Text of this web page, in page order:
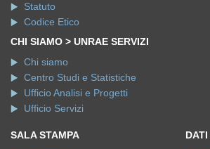
Statuto
Codice Etico
CHI SIAMO > UNRAE SERVIZI
Chi siamo
Centro Studi e Statistiche
Ufficio Analisi e Progetti
Ufficio Servizi
SALA STAMPA